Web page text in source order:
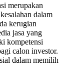
merupakan
dalam
kerugian
jasa yang
kompetensi
calon investor.
dalam memilih